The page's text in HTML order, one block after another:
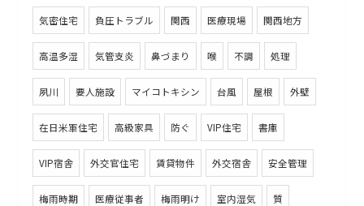
気密住宅 負圧トラブル 関西 医療現場 関西地方
高温多湿 気管支炎 鼻づまり 喉 不調 処理
夙川 要人施設 マイコトキシン 台風 屋根 外壁
在日米軍住宅 高級家具 防ぐ VIP住宅 書庫
VIP宿舎 外交官住宅 賃貸物件 外交宿舎 安全管理
梅雨時期 医療従事者 梅雨明け 室内湿気 質